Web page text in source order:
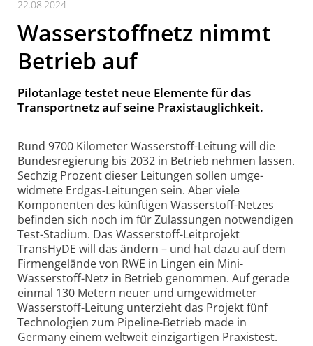
22.08.2024
Wasserstoffnetz nimmt
Betrieb auf
Pilotanlage testet neue Elemente für das
Transportnetz auf seine Praxistauglichkeit.
Rund 9700 Kilometer Wasser­stoff-Leitung will die
Bundes­regierung bis 2032 in Betrieb nehmen lassen.
Sechzig Prozent dieser Leitungen sollen umge­
widmete Erdgas-Leitungen sein. Aber viele
Komponenten des künftigen Wasser­stoff-Netzes
befinden sich noch im für Zulassungen notwendigen
Test-Stadium. Das Wasser­stoff-Leitprojekt
TransHyDE will das ändern – und hat dazu auf dem
Firmen­gelände von RWE in Lingen ein Mini-
Wasserstoff-Netz in Betrieb genommen. Auf gerade
einmal 130 Metern neuer und umge­widmeter
Wasser­stoff-Leitung unterzieht das Projekt fünf
Techno­logien zum Pipeline-Betrieb made in
Germany einem weltweit einzig­artigen Praxistest.